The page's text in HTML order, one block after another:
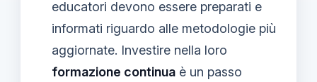
educatori devono essere preparati e
informati riguardo alle metodologie più
aggiornate. Investire nella loro
formazione continua è un passo